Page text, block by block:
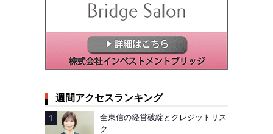
週間アクセスランキング
全東信の経営破綻とクレジットリス
ク